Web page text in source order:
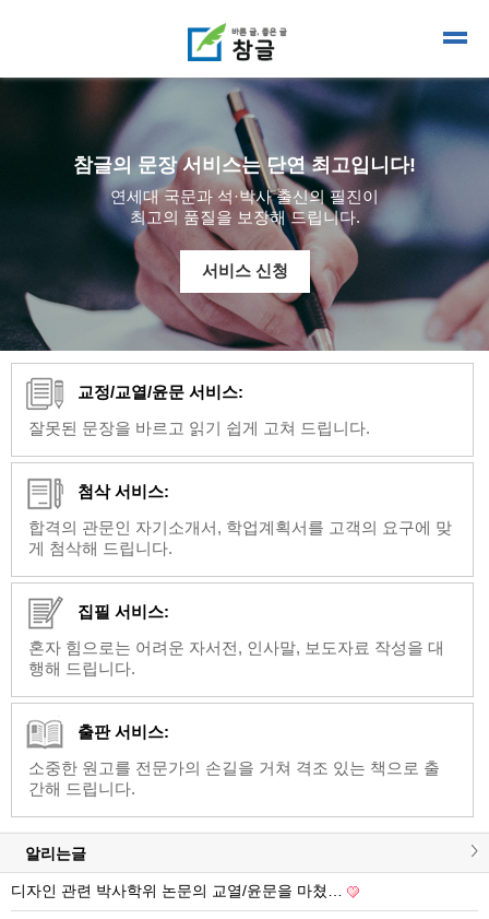
참글의 문장 서비스는 단연 최고입니다!
연세대 국문과 석·박사 출신의 필진이
최고의 품질을 보장해 드립니다.
서비스 신청
교정/교열/윤문 서비스:
잘못된 문장을 바르고 읽기 쉽게 고쳐 드립니다.
첨삭 서비스:
합격의 관문인 자기소개서, 학업계획서를 고객의 요구에 맞
게 첨삭해 드립니다.
집필 서비스:
혼자 힘으로는 어려운 자서전, 인사말, 보도자료 작성을 대
행해 드립니다.
출판 서비스:
소중한 원고를 전문가의 손길을 거쳐 격조 있는 책으로 출
간해 드립니다.
알리는글
디자인 관련 박사학위 논문의 교열/윤문을 마쳤…